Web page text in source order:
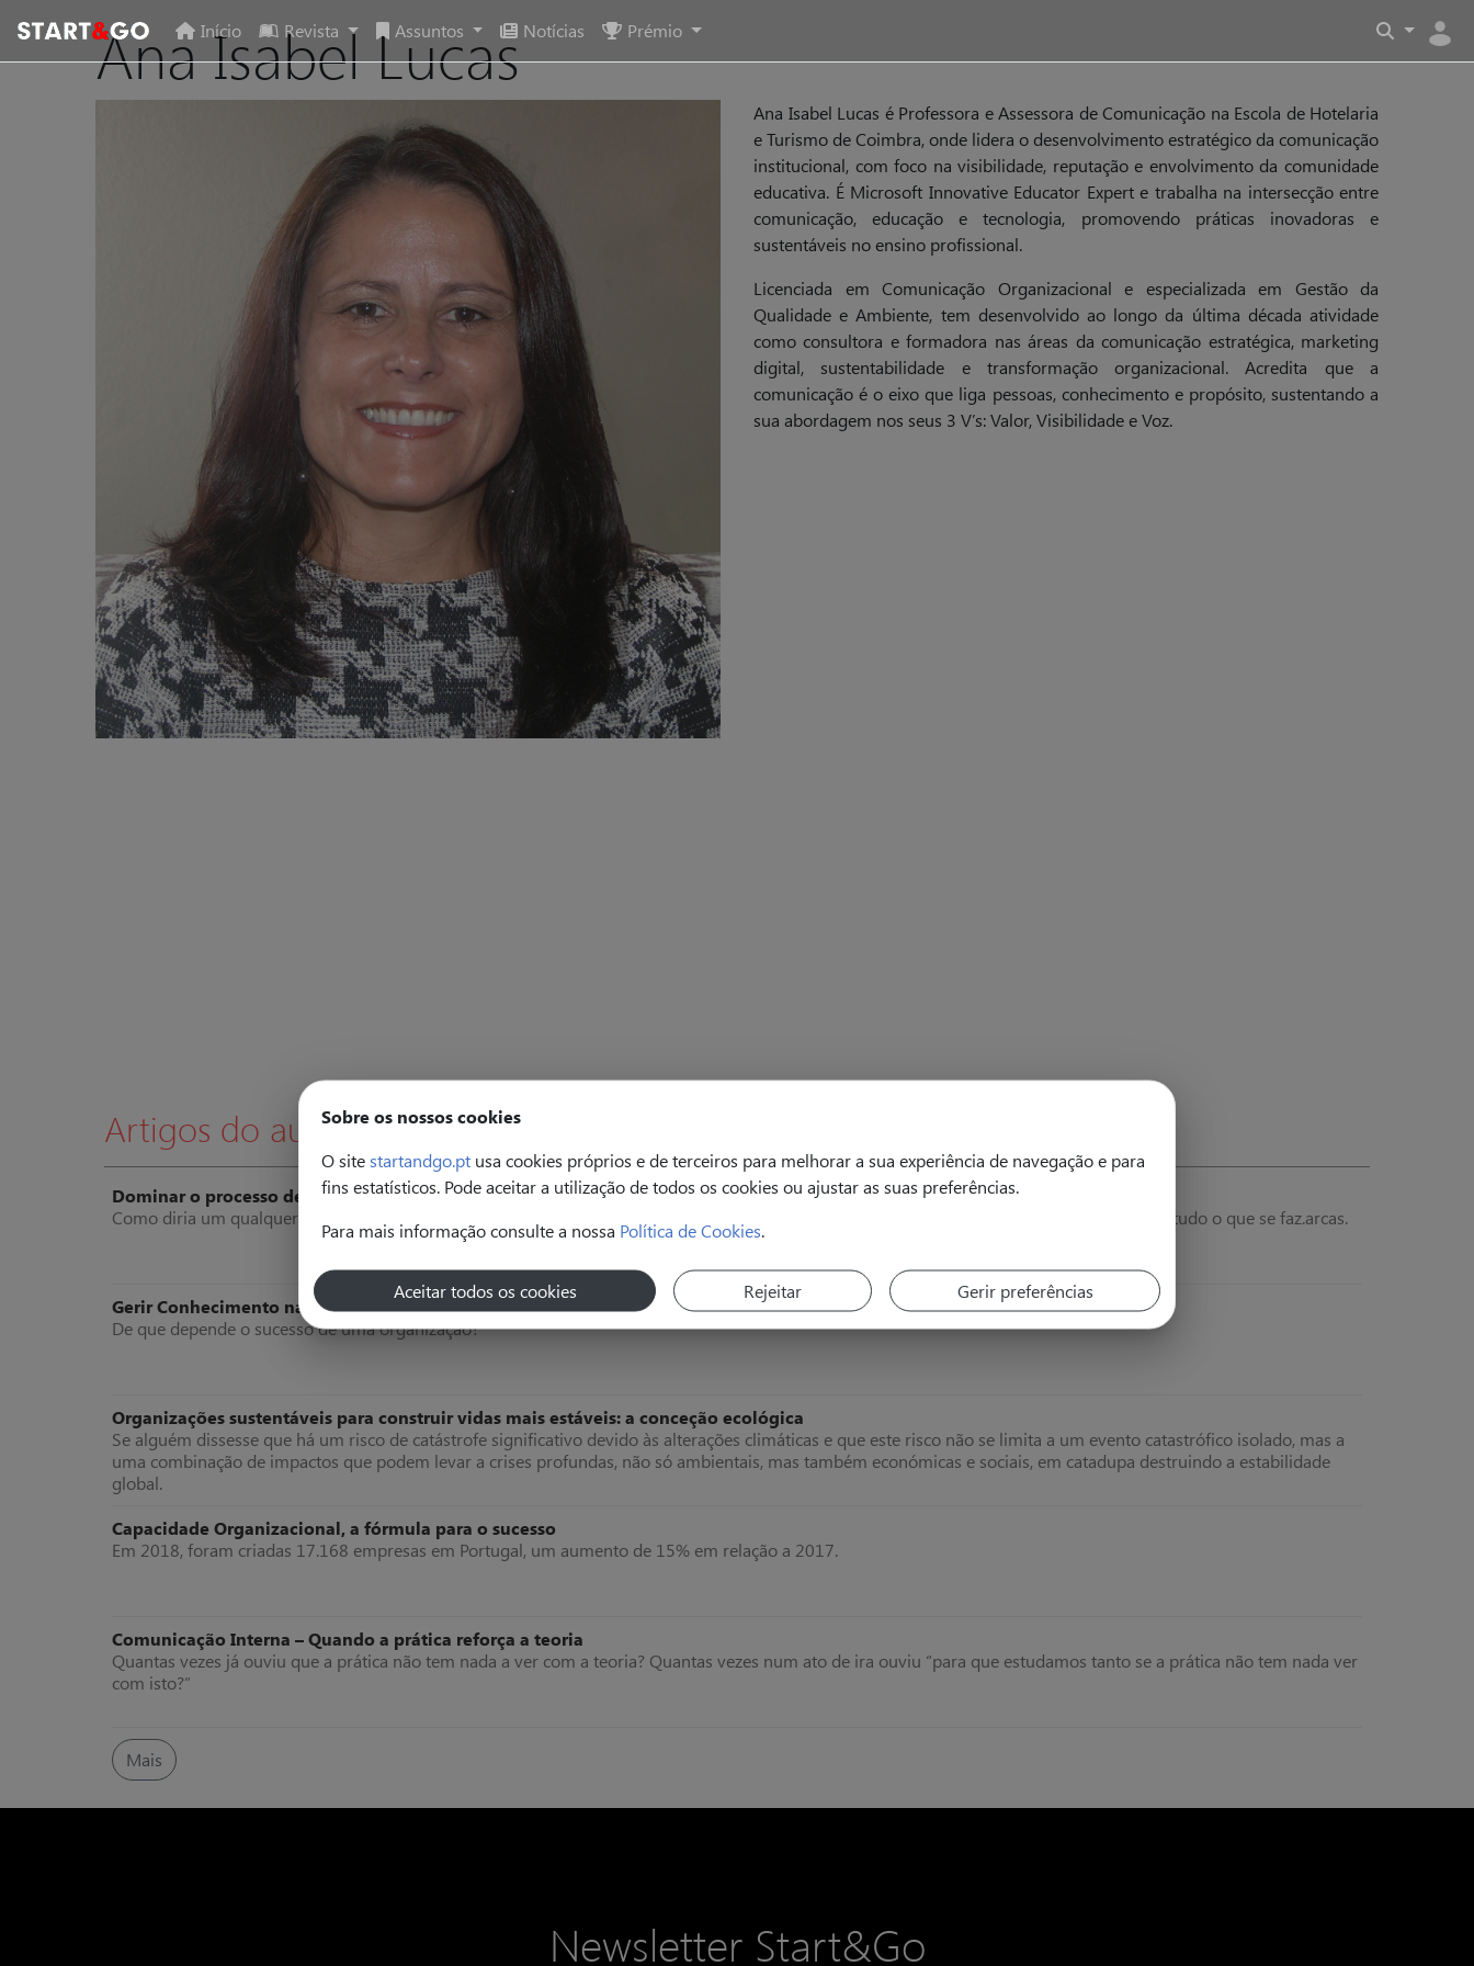
Sobre os nossos cookies
O site startandgo.pt usa cookies próprios e de terceiros para melhorar a sua experiência de navegação e para
fins estatísticos. Pode aceitar a utilização de todos os cookies ou ajustar as suas preferências.
Para mais informação consulte a nossa Política de Cookies
Aceitar todos os cookies Rejeitar Gerir preferências
Início Revista Assuntos Notícias Prémio
Ana Isabel Lucas
Ana Isabel Lucas é Professora e Assessora de Comunicação na Escola de Hotelaria
e Turismo de Coimbra, onde lidera o desenvolvimento estratégico da comunicação
institucional, com foco na visibilidade, reputação e envolvimento da comunidade
educativa. É Microsoft Innovative Educator Expert e trabalha na intersecção entre
comunicação, educação e tecnologia, promovendo práticas inovadoras e
sustentáveis no ensino profissional.
Licenciada em Comunicação Organizacional e especializada em Gestão da
Qualidade e Ambiente, tem desenvolvido ao longo da última década atividade
como consultora e formadora nas áreas da comunicação estratégica, marketing
digital, sustentabilidade e transformação organizacional. Acredita que a
comunicação é o eixo que liga pessoas, conhecimento e propósito, sustentando a
sua abordagem nos seus 3 V’s: Valor, Visibilidade e Voz.
Artigos do autor
Dominar o processo de compra do cliente - A chave de sucesso do e-commerce
Como diria um qualquer jogador “se não domino a bola, como posso marcar golos?”. Esta metáfora deveria ser uma linha de orientação em tudo o que se faz.arcas.
Gerir Conhecimento nas Organizações
De que depende o sucesso de uma organização?
Organizações sustentáveis para construir vidas mais estáveis: a conceção ecológica
Se alguém dissesse que há um risco de catástrofe significativo devido às alterações climáticas e que este risco não se limita a um evento catastrófico isolado, mas a
uma combinação de impactos que podem levar a crises profundas, não só ambientais, mas também económicas e sociais, em catadupa destruindo a estabilidade
global.
Capacidade Organizacional, a fórmula para o sucesso
Em 2018, foram criadas 17.168 empresas em Portugal, um aumento de 15% em relação a 2017.
Comunicação Interna – Quando a prática reforça a teoria
Quantas vezes já ouviu que a prática não tem nada a ver com a teoria? Quantas vezes num ato de ira ouviu “para que estudamos tanto se a prática não tem nada ver
com isto?”
Mais
Newsletter Start&Go